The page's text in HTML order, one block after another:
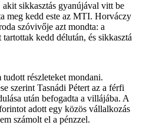
sikkasztás gyanújával vitt be
meg kedd este az MTI. Horváczy
szóvivője azt mondta: a
kedd délután, és sikkasztá
részleteket mondani.
szerint Tasnádi Pétert az a férfi
után befogadta a villájába. A
adott egy közös vállalkozás
számolt el a pénzzel.